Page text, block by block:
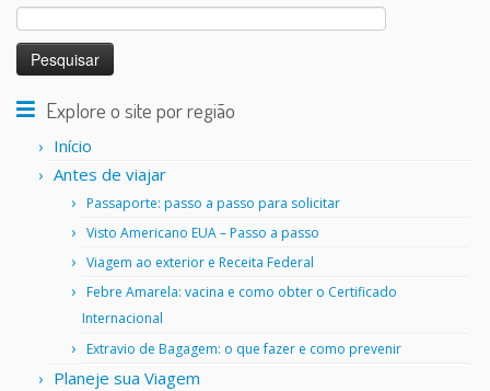
por:
Explore o site por região
Início
Antes de viajar
Passaporte: passo a passo para solicitar
Visto Americano EUA – Passo a passo
Viagem ao exterior e Receita Federal
Febre Amarela: vacina e como obter o Certificado
Internacional
Extravio de Bagagem: o que fazer e como prevenir
Planeje sua Viagem